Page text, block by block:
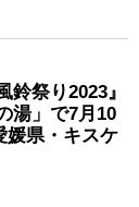
鈴祭り2023』
湯」で7月10
媛県・キスケ